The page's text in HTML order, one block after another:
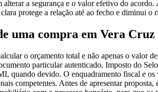
a segurança e o valor efetivo do
protege a relação até ao fecho e diminui o
uma compra em Vera Cruz
o orçamento total e não apenas o valor
particular autenticado, Imposto do
quando devido. O enquadramento fiscal e
competentes. Antes de apresentar